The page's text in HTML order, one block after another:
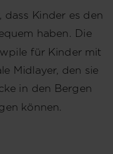
dass Kinder es den
haben. Die
für Kinder mit
Midlayer, den sie
in den Bergen
können.